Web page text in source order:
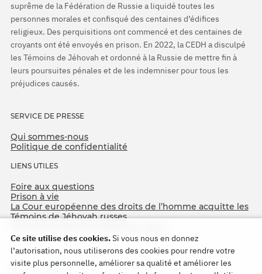
suprême de la Fédération de Russie a liquidé toutes les
personnes morales et confisqué des centaines d’édifices
religieux. Des perquisitions ont commencé et des centaines de
croyants ont été envoyés en prison. En 2022, la CEDH a disculpé
les Témoins de Jéhovah et ordonné à la Russie de mettre fin à
leurs poursuites pénales et de les indemniser pour tous les
préjudices causés.
SERVICE DE PRESSE
Qui sommes-nous
Politique de confidentialité
LIENS UTILES
Foire aux questions
Prison à vie
La Cour européenne des droits de l’homme acquitte les
Témoins de Jéhovah russes
Ce site utilise des cookies.Si vous nous en donnez
l’autorisation, nous utiliserons des cookies pour rendre votre
visite plus personnelle, améliorer sa qualité et améliorer les